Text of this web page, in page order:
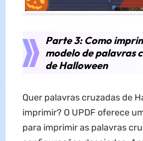
Parte 3: Como
modelo de palavras
de Halloween
Quer palavras cruzadas de
imprimir? O UPDF oferece
para imprimir as palavras